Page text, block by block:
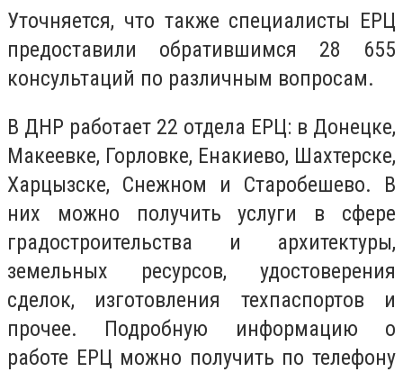
Уточняется, что также специалисты ЕРЦ
предоставили обратившимся 28 655
консультаций по различным вопросам.
В ДНР работает 22 отдела ЕРЦ: в Донецке,
Макеевке, Горловке, Енакиево, Шахтерске,
Харцызске, Снежном и Старобешево. В
них можно получить услуги в сфере
градостроительства и архитектуры,
земельных ресурсов, удостоверения
сделок, изготовления техпаспортов и
прочее. Подробную информацию о
работе ЕРЦ можно получить по телефону